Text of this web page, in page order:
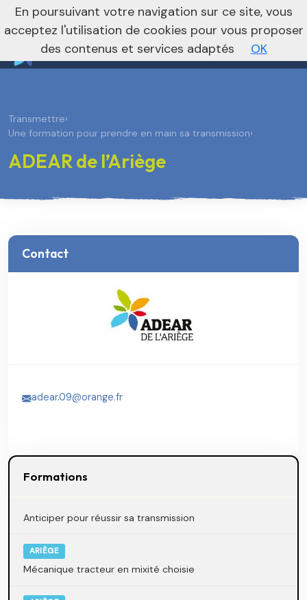
Vers le site national
nivo_2026: 1
Transmettre›
Une formation pour prendre en main sa transmission›
ADEAR de l’Ariège
Contact
adear.09@orange.fr
Formations
Anticiper pour réussir sa transmission
ARIÈGE
Mécanique tracteur en mixité choisie
En poursuivant votre navigation sur ce site, vous
acceptez l'utilisation de cookies pour vous proposer
des contenus et services adaptés
OK